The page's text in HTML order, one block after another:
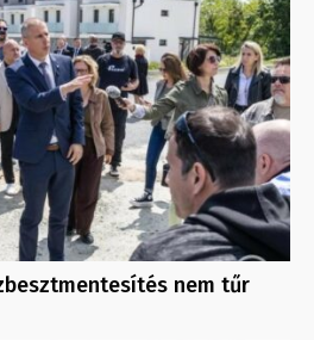
nem tűr